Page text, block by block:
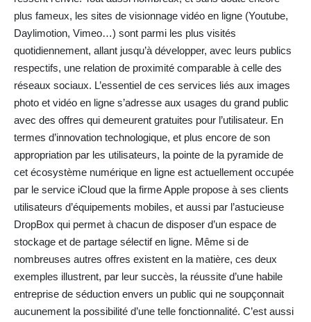
plus fameux, les sites de visionnage vidéo en ligne (Youtube,
Daylimotion, Vimeo…) sont parmi les plus visités
quotidiennement, allant jusqu’à développer, avec leurs publics
respectifs, une relation de proximité comparable à celle des
réseaux sociaux. L’essentiel de ces services liés aux images
photo et vidéo en ligne s’adresse aux usages du grand public
avec des offres qui demeurent gratuites pour l’utilisateur. En
termes d’innovation technologique, et plus encore de son
appropriation par les utilisateurs, la pointe de la pyramide de
cet écosystème numérique en ligne est actuellement occupée
par le service iCloud que la firme Apple propose à ses clients
utilisateurs d’équipements mobiles, et aussi par l’astucieuse
DropBox qui permet à chacun de disposer d’un espace de
stockage et de partage sélectif en ligne. Même si de
nombreuses autres offres existent en la matière, ces deux
exemples illustrent, par leur succès, la réussite d’une habile
entreprise de séduction envers un public qui ne soupçonnait
aucunement la possibilité d’une telle fonctionnalité. C’est aussi